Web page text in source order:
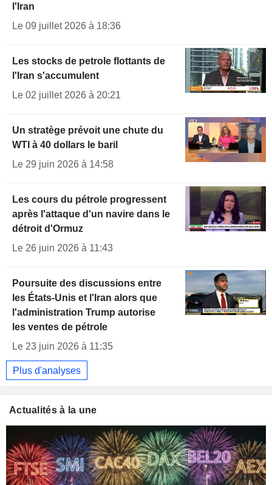
l'Iran
Le 09 juillet 2026 à 18:36
Les stocks de petrole flottants de
l'Iran s'accumulent
Le 02 juillet 2026 à 20:21
Un stratège prévoit une chute du
WTI à 40 dollars le baril
Le 29 juin 2026 à 14:58
Les cours du pétrole progressent
après l'attaque d'un navire dans le
détroit d'Ormuz
Le 26 juin 2026 à 11:43
Poursuite des discussions entre
les États-Unis et l'Iran alors que
l'administration Trump autorise
les ventes de pétrole
Le 23 juin 2026 à 11:35
Plus d'analyses
Actualités à la une